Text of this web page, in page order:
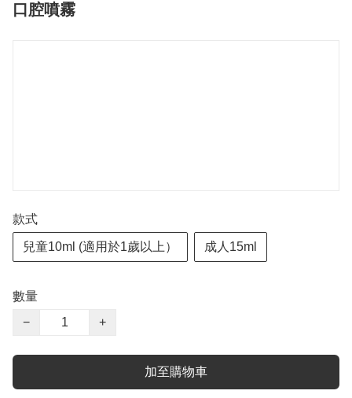
口腔噴霧
款式
兒童10ml (適用於1歲以上） 成人15ml
數量
−
+
加至購物車